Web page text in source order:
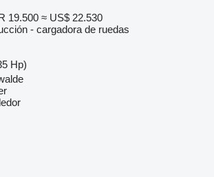
19.500 ≈ US$ 22.530
- cargadora de ruedas
Hp)